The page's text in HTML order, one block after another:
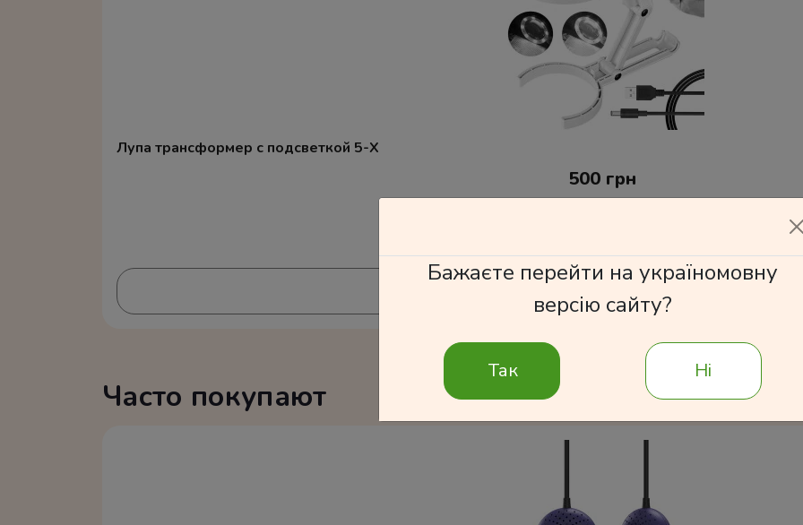
Лупа трансформер с подсветкой 5-X
500 грн
Подробнее
Часто покупают
Бажаєте перейти на україномовну
версію сайту?
Так Ні